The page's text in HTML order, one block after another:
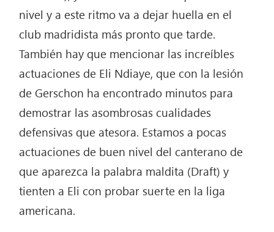
nivel y a este ritmo va a dejar huella en el
club madridista más pronto que tarde.
También hay que mencionar las increíbles
actuaciones de Eli Ndiaye, que con la lesión
de Gerschon ha encontrado minutos para
demostrar las asombrosas cualidades
defensivas que atesora. Estamos a pocas
actuaciones de buen nivel del canterano de
que aparezca la palabra maldita (Draft) y
tienten a Eli con probar suerte en la liga
americana.